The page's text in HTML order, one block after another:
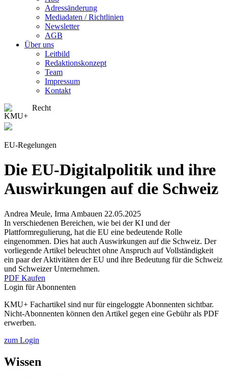
Adressänderung
Mediadaten / Richtlinien
Newsletter
AGB
Über uns
Leitbild
Redaktionskonzept
Team
Impressum
Kontakt
Recht
EU-Regelungen
Die EU-Digitalpolitik und ihre
­Auswirkungen auf die Schweiz
Andrea Meule, Irma Ambauen 22.05.2025
In verschiedenen Bereichen, wie bei der KI und der
Plattformregulierung, hat die EU eine bedeutende Rolle
eingenommen. Dies hat auch Auswirkungen auf die Schweiz. Der
vorliegende Artikel beleuchtet ohne Anspruch auf Vollständigkeit
ein paar der Aktivitäten der EU und ihre Bedeutung für die Schweiz
und Schweizer Unternehmen.
PDF Kaufen
Login für Abonnenten
KMU+ Fachartikel sind nur für eingeloggte Abonnenten sichtbar.
Nicht-Abonnenten können den Artikel gegen eine Gebühr als PDF
erwerben.
zum Login
Wissen